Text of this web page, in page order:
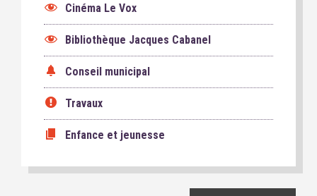
Cinéma Le Vox
Bibliothèque Jacques Cabanel
Conseil municipal
Travaux
Enfance et jeunesse